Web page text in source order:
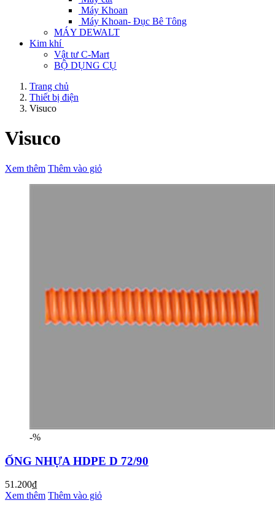
Máy Khoan
Máy Khoan- Đục Bê Tông
MÁY DEWALT
Kim khí
Vật tư C-Mart
BỘ DỤNG CỤ
Trang chủ
Thiết bị điện
Visuco
Visuco
Xem thêm Thêm vào giỏ
-%
ỐNG NHỰA HDPE D 72/90
51.200₫
Xem thêm Thêm vào giỏ